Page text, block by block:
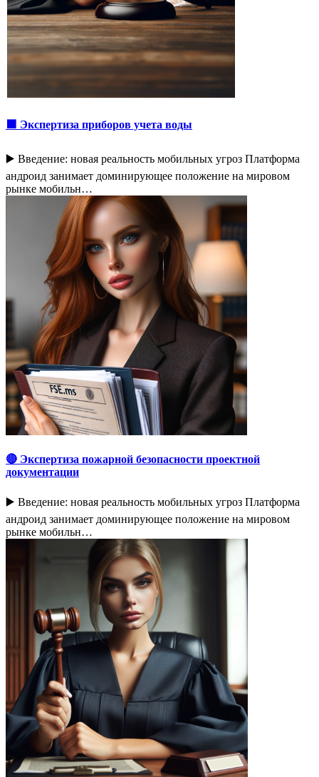
🟩 Экспертиза приборов учета воды
▶️ Введение: новая реальность мобильных угроз Платформа
андроид занимает доминирующее положение на мировом
рынке мобильн…
🔴 Экспертиза пожарной безопасности проектной
документации
▶️ Введение: новая реальность мобильных угроз Платформа
андроид занимает доминирующее положение на мировом
рынке мобильн…